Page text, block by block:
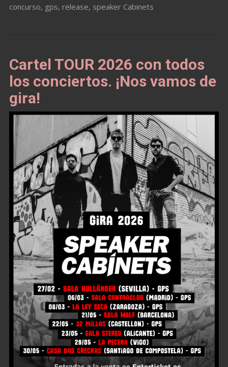
concurso, gps, release, speaker Cabinets
Cartel TOUR 2026 con todos
los conciertos. ¡Nos vamos de
gira!